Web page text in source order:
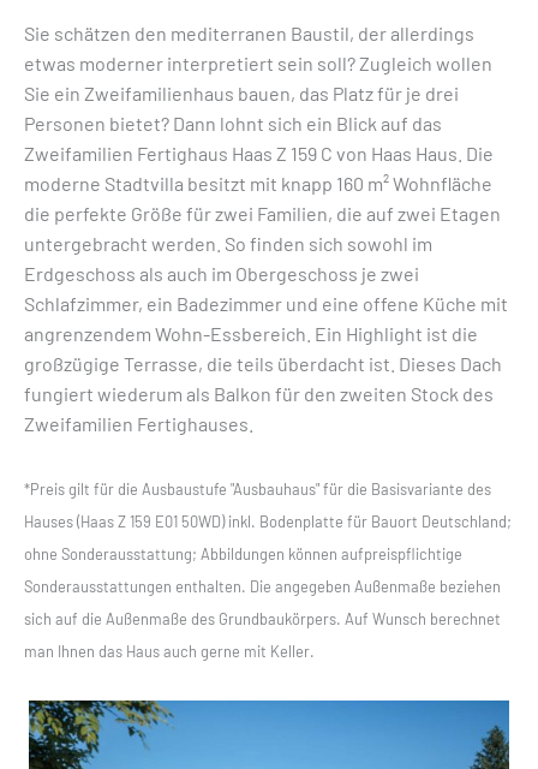
Sie schätzen den mediterranen Baustil, der allerdings
etwas moderner interpretiert sein soll? Zugleich wollen
Sie ein Zweifamilienhaus bauen, das Platz für je drei
Personen bietet? Dann lohnt sich ein Blick auf das
Zweifamilien Fertighaus Haas Z 159 C von Haas Haus. Die
moderne Stadtvilla besitzt mit knapp 160 m² Wohnfläche
die perfekte Größe für zwei Familien, die auf zwei Etagen
untergebracht werden. So finden sich sowohl im
Erdgeschoss als auch im Obergeschoss je zwei
Schlafzimmer, ein Badezimmer und eine offene Küche mit
angrenzendem Wohn-Essbereich. Ein Highlight ist die
großzügige Terrasse, die teils überdacht ist. Dieses Dach
fungiert wiederum als Balkon für den zweiten Stock des
Zweifamilien Fertighauses.
*Preis gilt für die Ausbaustufe "Ausbauhaus" für die Basisvariante des
Hauses (Haas Z 159 E01 50WD) inkl. Bodenplatte für Bauort Deutschland;
ohne Sonderausstattung; Abbildungen können aufpreispflichtige
Sonderausstattungen enthalten. Die angegeben Außenmaße beziehen
sich auf die Außenmaße des Grundbaukörpers. Auf Wunsch berechnet
man Ihnen das Haus auch gerne mit Keller.